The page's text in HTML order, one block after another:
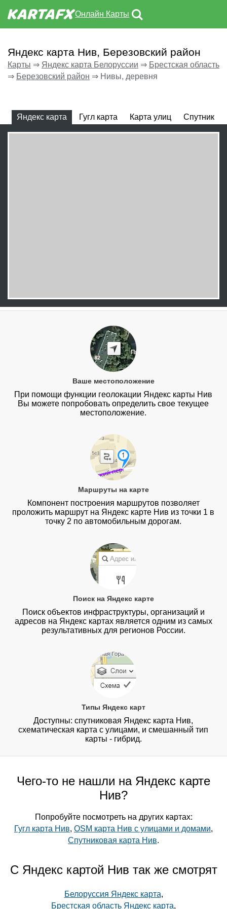
Онлайн Карты
Яндекс карта Нив, Березовский район
Карты ⇒ Яндекс карта Белоруссии ⇒ Брестская область
⇒ Березовский район ⇒ Нивы, деревня
Яндекс карта Гугл карта Карта улиц Спутник
Ваше местоположение
При помощи функции геолокации Яндекс карты Нив
Вы можете попробовать определить свое текущее
местоположение.
Маршруты на карте
Компонент построения маршрутов позволяет
проложить маршрут на Яндекс карте Нив из точки 1 в
точку 2 по автомобильным дорогам.
Поиск на Яндекс карте
Поиск объектов инфраструктуры, организаций и
адресов на Яндекс картах является одним из самых
результативных для регионов России.
Типы Яндекс карт
Доступны: спутниковая Яндекс карта Нив,
схематическая карта с улицами, и смешанный тип
карты - гибрид.
Чего-то не нашли на Яндекс карте
Нив?
Попробуйте посмотреть на других картах:
Гугл карта Нив, OSM карта Нив с улицами и домами,
Спутниковая карта Нив.
С Яндекс картой Нив так же смотрят
Белоруссия Яндекс карта,
Брестская область Яндекс карта,